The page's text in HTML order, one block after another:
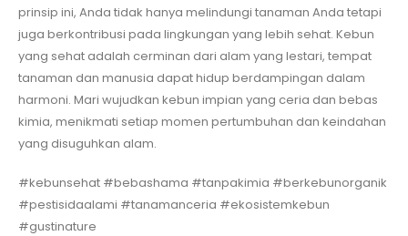
prinsip ini, Anda tidak hanya melindungi tanaman Anda tetapi
juga berkontribusi pada lingkungan yang lebih sehat. Kebun
yang sehat adalah cerminan dari alam yang lestari, tempat
tanaman dan manusia dapat hidup berdampingan dalam
harmoni. Mari wujudkan kebun impian yang ceria dan bebas
kimia, menikmati setiap momen pertumbuhan dan keindahan
yang disuguhkan alam.
#kebunsehat #bebashama #tanpakimia #berkebunorganik
#pestisidaalami #tanamanceria #ekosistemkebun
#gustinature